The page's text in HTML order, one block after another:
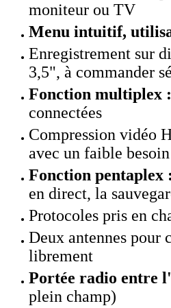
moniteur ou TV
Menu intuitif,
Enregistrement sur
3,5", à commander
Fonction multiplex :
connectées
Compression vidéo
avec un faible
Fonction pentaplex
en direct, la
Protocoles pris en
Deux antennes pour
librement
Portée radio entre
plein champ)